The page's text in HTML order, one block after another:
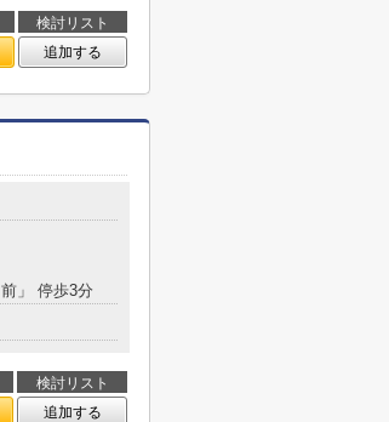
検討リスト
追加する
」 停歩3分
検討リスト
追加する